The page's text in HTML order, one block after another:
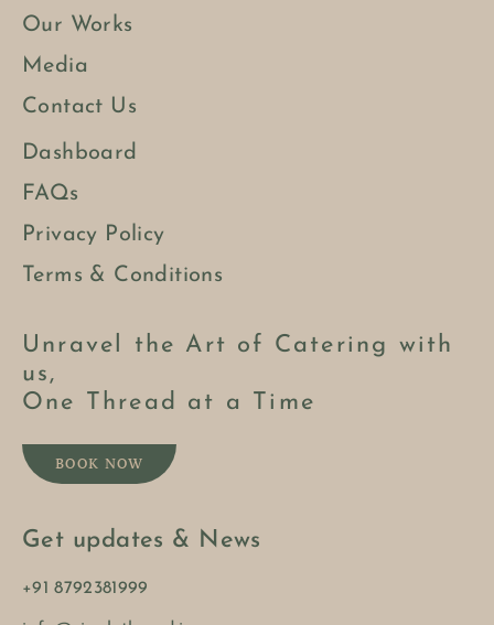
Our Works
Media
Contact Us
Dashboard
FAQs
Privacy Policy
Terms & Conditions
Unravel the Art of Catering with
us,
One Thread at a Time
BOOK NOW
Get updates & News
+91 8792381999